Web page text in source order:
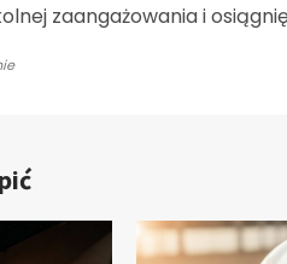
zaangażowania i